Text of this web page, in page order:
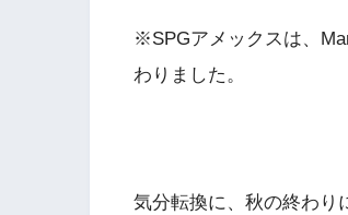
※SPGアメックスは、
わりました。
気分転換に、秋の終わり